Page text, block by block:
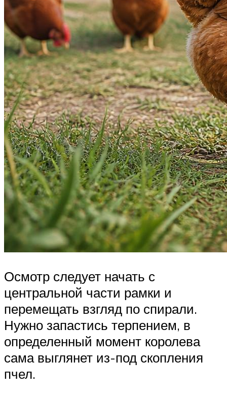
Осмотр следует начать с
центральной части рамки и
перемещать взгляд по спирали.
Нужно запастись терпением, в
определенный момент королева
сама выглянет из-под скопления
пчел.